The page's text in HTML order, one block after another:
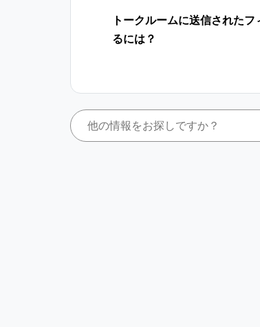
トークルームに送信された
るには？